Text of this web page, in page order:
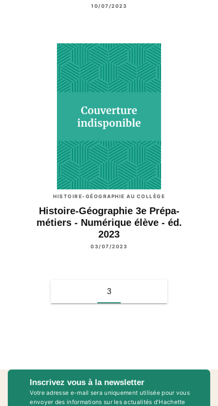
10/07/2023
HISTOIRE-GÉOGRAPHIE AU COLLÈGE
Histoire-Géographie 3e Prépa-
métiers - Numérique élève - éd.
2023
03/07/2023
3
Inscrivez vous à la newsletter
Votre adresse e-mail sera uniquement utilisée pour vous
envoyer des informations sur les actualités d'Hachette